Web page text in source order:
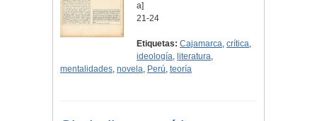
a]
21-24
Etiquetas: Cajamarca,crítica,
ideología, literatura,
mentalidades, novela, Perú, teoría